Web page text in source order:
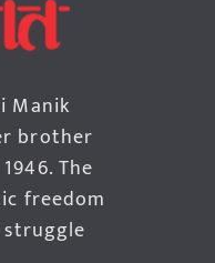
Manik
brother
The
freedom